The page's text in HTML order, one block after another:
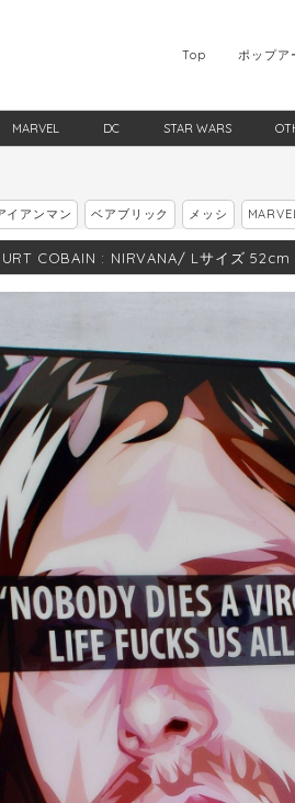
ポップア
Top
MARVEL DC STAR WARS
イアンマン ベアブリック メッシ
COBAIN : NIRVANA/ Lサイズ 52cm